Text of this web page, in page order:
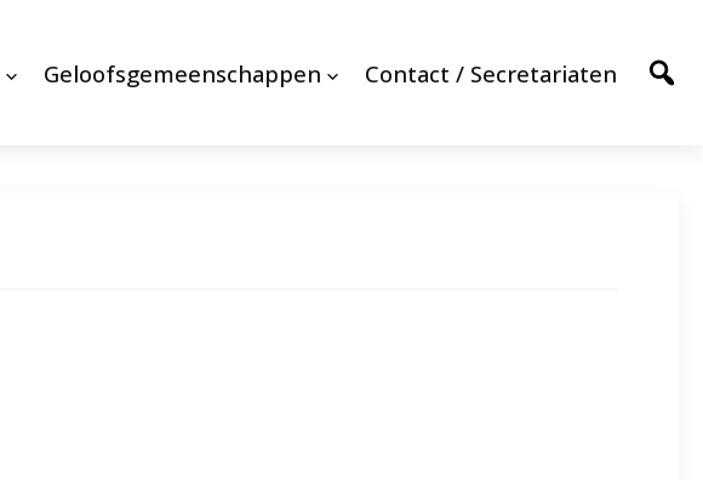
Geloofsgemeenschappen Contact / Secretariaten